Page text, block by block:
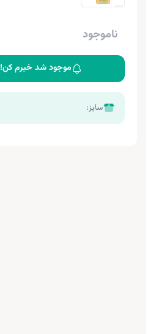
ناموجود
موجود شد خبرم کن!
سایز: